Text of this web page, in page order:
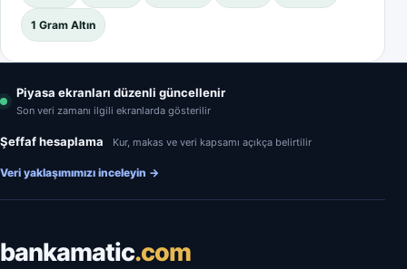
1 Gram Altın
Piyasa ekranları düzenli güncellenir
Son veri zamanı ilgili ekranlarda gösterilir
Şeffaf hesaplama Kur, makas ve veri kapsamı açıkça belirtilir
Veri yaklaşımımızı inceleyin →
bankamatic.com